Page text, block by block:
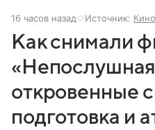
16 часов назад Источник:
Как снимали
откровенные
подготовка и